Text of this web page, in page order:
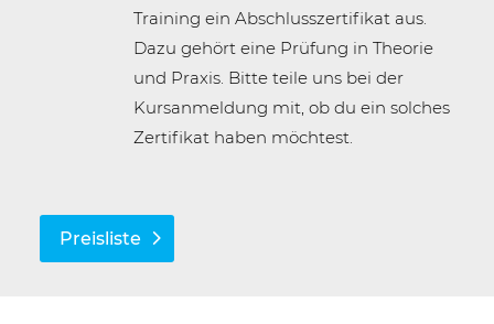
Training ein Abschlusszertifikat aus.
Dazu gehört eine Prüfung in Theorie
und Praxis. Bitte teile uns bei der
Kursanmeldung mit, ob du ein solches
Zertifikat haben möchtest.
Preisliste